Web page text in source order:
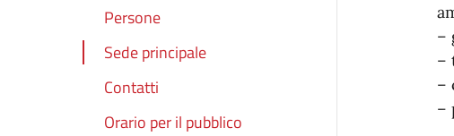
Persone
Sede principale
Contatti
Orario per il pubblico
–
–
–
–